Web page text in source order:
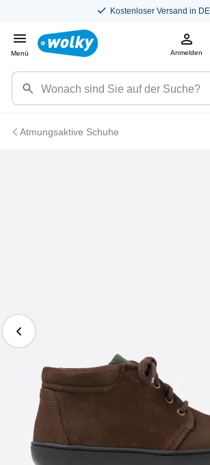
Kostenloser Versand in DE
Menü Anmelden
Atmungsaktive Schuhe